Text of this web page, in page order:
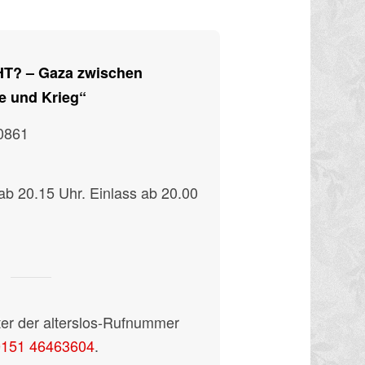
– Gaza zwischen
und Krieg“
20.15 Uhr. Einlass ab 20.00
der alterslos-Rufnummer
46463604.